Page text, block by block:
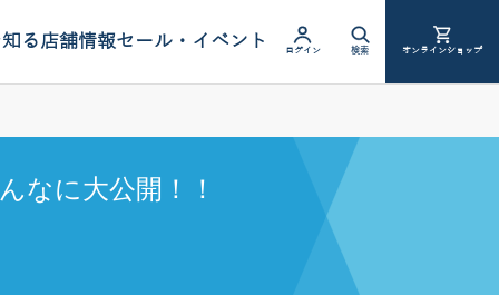
る店舗情報セール・イベント ログイン 検索 オンラインショップ
なに大公開！！